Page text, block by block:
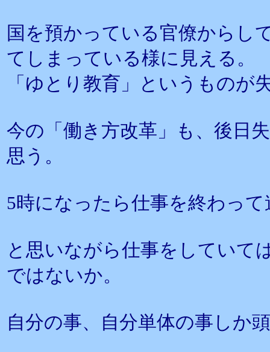
国を預かっている官僚からし
てしまっている様に見える。
「ゆとり教育」というものが
今の「働き方改革」も、後日
思う。
5時になったら仕事を終わっ
と思いながら仕事をしていて
ではないか。
自分の事、自分単体の事しか